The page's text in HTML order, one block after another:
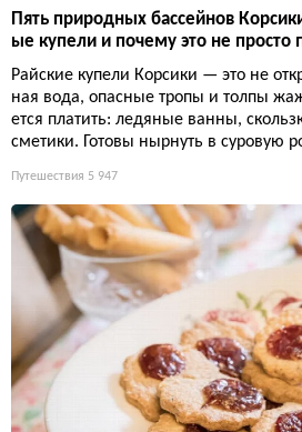
Пять природных бассейнов
ые купели и почему это не просто
Райские купели Корсики — это не
ная вода, опасные тропы и толпы
ется платить: ледяные ванны,
сметики. Готовы нырнуть в суровую
Путешествия 5 947